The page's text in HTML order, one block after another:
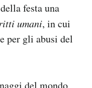
festa una
umani, in cui
per gli abusi del
del mondo